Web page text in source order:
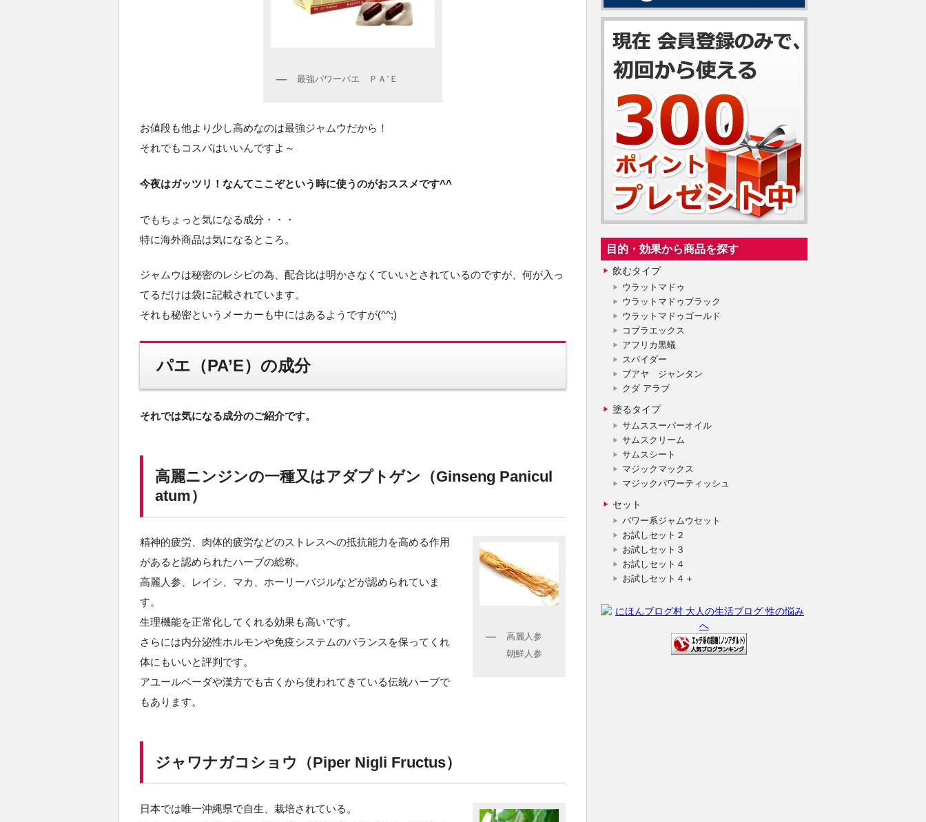
最強パワーパエ ＰＡ’Ｅ
お値段も他より少し高めなのは最強ジャムウだから！
それでもコスパはいいんですよ～
今夜はガッツリ！なんてここぞという時に使うのがおススメです^^
でもちょっと気になる成分・・・
特に海外商品は気になるところ。
ジャムウは秘密のレシピの為、配合比は明かさなくていいとされているのですが、何が入っ
てるだけは袋に記載されています。
それも秘密というメーカーも中にはあるようですが(^^;)
パエ（PA’E）の成分
それでは気になる成分のご紹介です。
高麗ニンジンの一種又はアダプトゲン（Ginseng Panicul
atum）
高麗人参
朝鮮人参
精神的疲労、肉体的疲労などのストレスへの抵抗能力を高める作用
があると認められたハーブの総称。
高麗人参、レイシ、マカ、ホーリーバジルなどが認められていま
す。
生理機能を正常化してくれる効果も高いです。
さらには内分泌性ホルモンや免疫システムのバランスを保ってくれ
体にもいいと評判です。
アユールベーダや漢方でも古くから使われてきている伝統ハーブで
もあります。
ジャワナガコショウ（Piper Nigli Fructus）
日本では唯一沖縄県で自生、栽培されている。
目的・効果から商品を探す
飲むタイプ
ウラットマドゥ
ウラットマドゥブラック
ウラットマドゥゴールド
コブラエックス
アフリカ黒蟻
スパイダー
ブアヤ ジャンタン
クダ アラブ
塗るタイプ
サムススーパーオイル
サムスクリーム
サムスシート
マジックマックス
マジックパワーティッシュ
セット
パワー系ジャムウセット
お試しセット２
お試しセット３
お試しセット４
お試しセット４＋